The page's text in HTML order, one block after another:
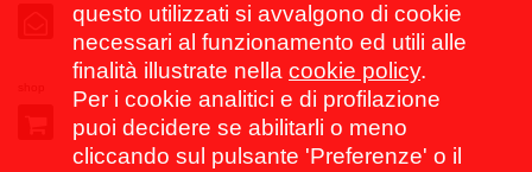
questo utilizzati si avvalgono di cookie
necessari al funzionamento ed utili alle
finalità illustrate nella cookie policy.
Per i cookie analitici e di profilazione
puoi decidere se abilitarli o meno
cliccando sul pulsante 'Preferenze' o il